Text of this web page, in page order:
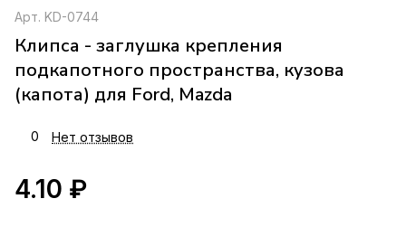
Арт. KD-0744
Клипса - заглушка крепления
подкапотного пространства, кузова
(капота) для Ford, Mazda
0 Нет отзывов
4.10 ₽